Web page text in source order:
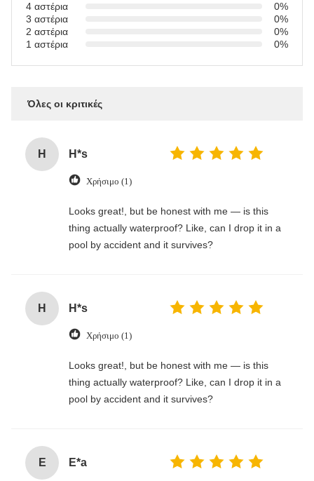
4 αστέρια
0%
3 αστέρια
0%
2 αστέρια
0%
1 αστέρια
0%
Όλες οι κριτικές
H H*s
Χρήσιμο (1)
Looks great!, but be honest with me — is this
thing actually waterproof? Like, can I drop it in a
pool by accident and it survives?
H H*s
Χρήσιμο (1)
Looks great!, but be honest with me — is this
thing actually waterproof? Like, can I drop it in a
pool by accident and it survives?
E E*a